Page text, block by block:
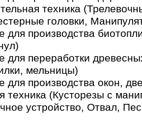
техника
головки,
для производства
для переработки
мельницы)
для производства окон,
техника (Кусторезы с
устройство, Отвал,